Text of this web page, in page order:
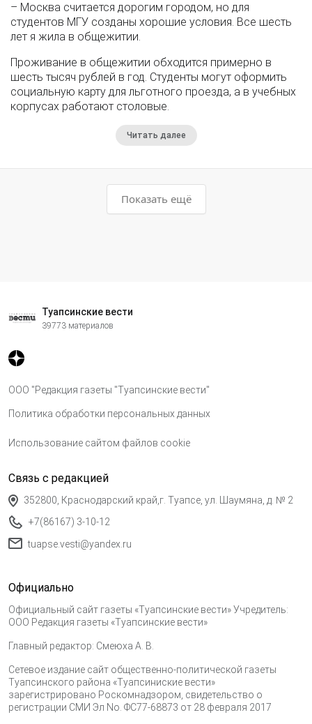
– Москва считается дорогим городом, но для
студентов МГУ созданы хорошие условия. Все шесть
лет я жила в общежитии.
Проживание в общежитии обходится примерно в
шесть тысяч рублей в год. Студенты могут оформить
социальную карту для льготного проезда, а в учебных
корпусах работают столовые.
Читать далее
Показать ещё
Туапсинские вести
39773 материалов
ООО "Редакция газеты "Туапсинские вести"
Политика обработки персональных данных
Использование сайтом файлов cookie
Связь с редакцией
352800, Краснодарский край,г. Туапсе, ул. Шаумяна, д. № 2
+7(86167) 3-10-12
tuapse.vesti@yandex.ru
Официально
Официальный сайт газеты «Туапсинские вести» Учредитель:
ООО Редакция газеты «Туапсинские вести»
Главный редактор: Смеюха А. В.
Сетевое издание сайт общественно-политической газеты
Туапсинского района «Туапсиниские вести»
зарегистрировано Роскомнадзором, свидетельство о
регистрации СМИ Эл No. ФС77-68873 от 28 февраля 2017